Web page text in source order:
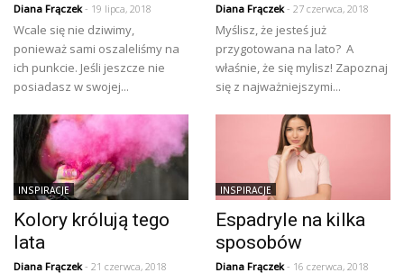
Diana Frączek- 19 lipca, 2018
Wcale się nie dziwimy,
ponieważ sami oszaleliśmy na
ich punkcie. Jeśli jeszcze nie
posiadasz w swojej...
Diana Frączek- 27 czerwca, 2018
Myślisz, że jesteś już
przygotowana na lato? A
właśnie, że się mylisz! Zapoznaj
się z najważniejszymi...
INSPIRACJE
Kolory królują tego
lata
Diana Frączek- 21 czerwca, 2018
INSPIRACJE
Espadryle na kilka
sposobów
Diana Frączek- 16 czerwca, 2018